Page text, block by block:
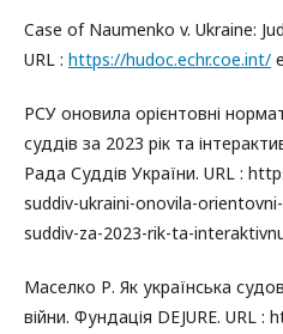
Case of Naumenko v. Ukraine:
URL : https://hudoc.echr.coe.int/
РСУ оновила орієнтовні
суддів за 2023 рік та
Рада Суддів України. URL :
suddiv-ukraini-onovila-
suddiv-za-2023-rik-ta-
Маселко Р. Як українська
війни. Фундація DEJURE. URL :